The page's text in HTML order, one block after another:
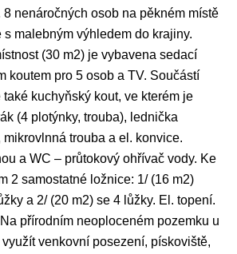
8 nenáročných osob na pěkném místě
malebným výhledem do krajiny.
(30 m2) je vybavena sedací
koutem pro 5 osob a TV. Součástí
kuchyňský kout, ve kterém je
(4 plotýnky, trouba), lednička
trouba a el. konvice.
a WC – průtokový ohřívač vody. Ke
2 samostatné ložnice: 1/ (16 m2)
a 2/ (20 m2) se 4 lůžky. El. topení.
přírodním neoploceném pozemku u
venkovní posezení, pískoviště,